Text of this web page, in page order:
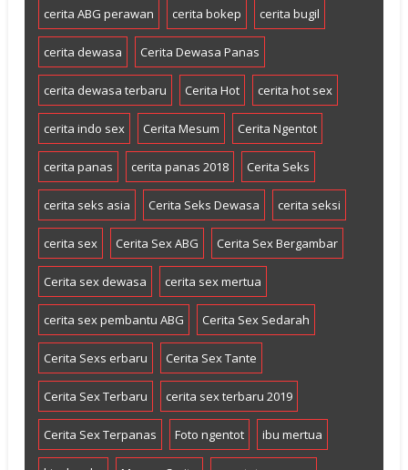
cerita ABG perawan cerita bokep cerita bugil
cerita dewasa Cerita Dewasa Panas
cerita dewasa terbaru Cerita Hot cerita hot sex
cerita indo sex Cerita Mesum Cerita Ngentot
cerita panas cerita panas 2018 Cerita Seks
cerita seks asia Cerita Seks Dewasa cerita seksi
cerita sex Cerita Sex ABG Cerita Sex Bergambar
Cerita sex dewasa cerita sex mertua
cerita sex pembantu ABG Cerita Sex Sedarah
Cerita Sexs erbaru Cerita Sex Tante
Cerita Sex Terbaru cerita sex terbaru 2019
Cerita Sex Terpanas Foto ngentot ibu mertua